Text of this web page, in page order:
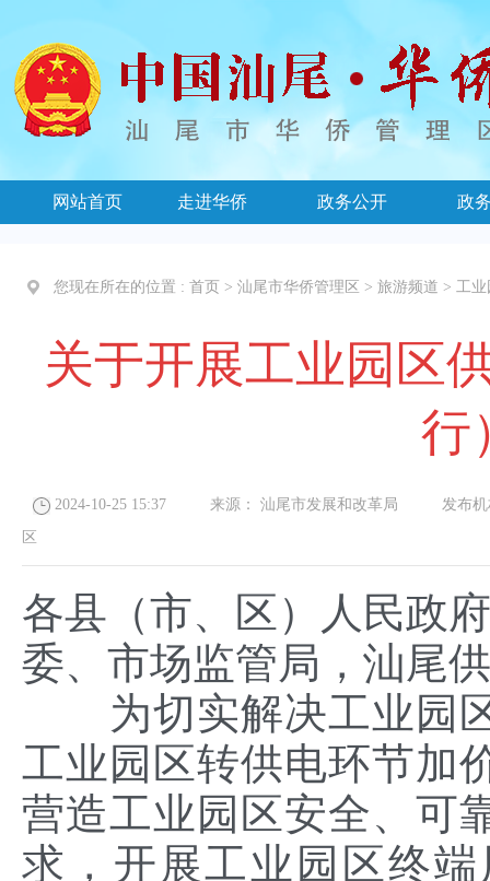
网站首页 走进华侨 政务公开 政
您现在所在的位置 : 首页 > 汕尾市华侨管理区 > 旅游频道 > 工业
关于开展工业园区
行
2024-10-25 15:37 来源： 汕尾市发展和改革局 发布机
区
各县（市、区）人民政
委、市场监管局，汕尾
为切实解决工业园区
工业园区转供电环节加
营造工业园区安全、可
求，开展工业园区终